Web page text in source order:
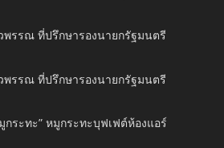
พรรณ ที่ปรึกษารองนายกรัฐมนตรี
พรรณ ที่ปรึกษารองนายกรัฐมนตรี
กระทะ” หมูกระทะบุฟเฟต์ห้องแอร์